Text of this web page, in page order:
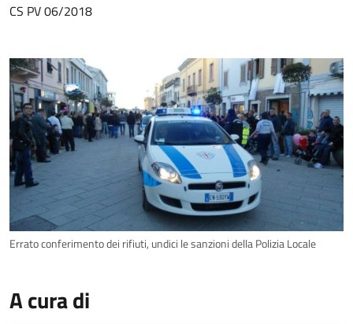
CS PV 06/2018
Errato conferimento dei rifiuti, undici le sanzioni della Polizia Locale
A cura di